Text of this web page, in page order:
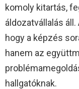
komoly kitartás,
áldozatvállalás
hogy a képzés
hanem az
hallgatóknak.